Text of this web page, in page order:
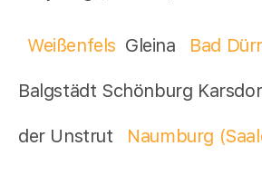
Weißenfels Gleina Bad
Balgstädt Schönburg
der Unstrut Naumburg